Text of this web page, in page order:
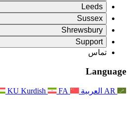
Review
رئیس بررسی
تیم بررسی مستقل
شرایط مرجع
گزارش نهایی بررسی مستقل
سوالات متداول
For Families
فرآیند بازخورد خانواده
آخرین به‌روزرسانی‌ها
خبرنامه‌ها
Leeds
Review
رئیس بررسی
تیم بررسی مستقل
شرایط مرجع
تماس
حمایت روانی از خانواده‌ها
رویدادها
Sussex
Review
رئیس بررسی
تیم بررسی مستقل
شرایط مرجع
For Families
به روز رسانی برای خانواده ها
Shrewsbury
Review
شرح وظایف برای بررسی زایمان
اطلاعیه ها
Reports
گزارش نهایی بررسی مستقل
اولین گزارش از نشریه ایندیپندنت
For Families
Support
Leeds
Nottingham
خدمات پشتیبانی روانشناختی
پشتیبانی بحران سلامت روان
خدمات منطقه‌ای ناتینگهام
تماس
Language
AR العربية KU Kurdish FA